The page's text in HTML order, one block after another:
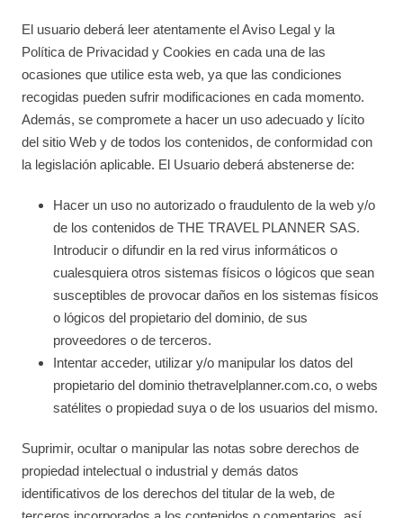
El usuario deberá leer atentamente el Aviso Legal y la
Política de Privacidad y Cookies en cada una de las
ocasiones que utilice esta web, ya que las condiciones
recogidas pueden sufrir modificaciones en cada momento.
Además, se compromete a hacer un uso adecuado y lícito
del sitio Web y de todos los contenidos, de conformidad con
la legislación aplicable. El Usuario deberá abstenerse de:
Hacer un uso no autorizado o fraudulento de la web y/o
de los contenidos de THE TRAVEL PLANNER SAS.
Introducir o difundir en la red virus informáticos o
cualesquiera otros sistemas físicos o lógicos que sean
susceptibles de provocar daños en los sistemas físicos
o lógicos del propietario del dominio, de sus
proveedores o de terceros.
Intentar acceder, utilizar y/o manipular los datos del
propietario del dominio thetravelplanner.com.co, o webs
satélites o propiedad suya o de los usuarios del mismo.
Suprimir, ocultar o manipular las notas sobre derechos de
propiedad intelectual o industrial y demás datos
identificativos de los derechos del titular de la web, de